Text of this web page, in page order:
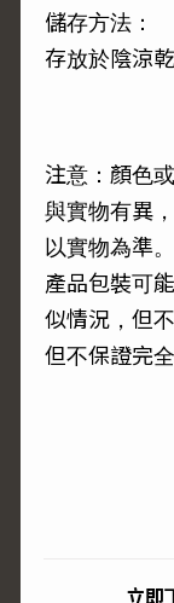
儲存方法：
存放於陰涼
注意：顏色
與實物有異
以實物為準。
產品包裝可
似情況，但
但不保證完
立即